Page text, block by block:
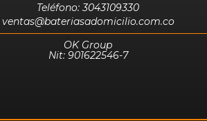
Teléfono: 3043109330
ventas@bateriasadomicilio.com.co
OK Group
Nit: 901622546-7